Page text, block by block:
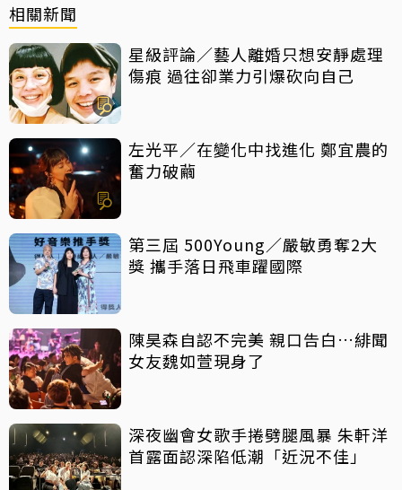
相關新聞
星級評論／藝人離婚只想安靜處理
傷痕 過往卻業力引爆砍向自己
左光平／在變化中找進化 鄭宜農的
奮力破繭
第三屆 500Young／嚴敏勇奪2大
獎 攜手落日飛車躍國際
陳昊森自認不完美 親口告白…緋聞
女友魏如萱現身了
深夜幽會女歌手捲劈腿風暴 朱軒洋
首露面認深陷低潮「近況不佳」